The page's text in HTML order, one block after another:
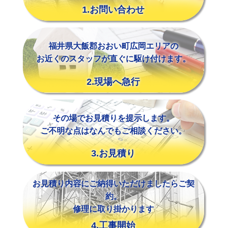
1.お問い合わせ
福井県大飯郡おおい町広岡エリアの
お近くのスタッフが直ぐに駆け付けます。
2.現場へ急行
その場でお見積りを提示します。
ご不明な点はなんでもご相談ください。
3.お見積り
お見積り内容にご納得いただけましたらご契
約。
修理に取り掛かります
4.工事開始